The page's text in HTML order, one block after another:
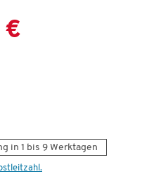
€
in 1 bis 9 Werktagen